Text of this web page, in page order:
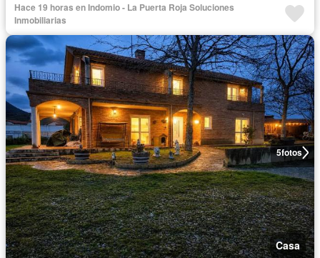
Hace 19 horas en Indomio - La Puerta Roja Soluciones
Inmobiliarias
5fotos
Casa